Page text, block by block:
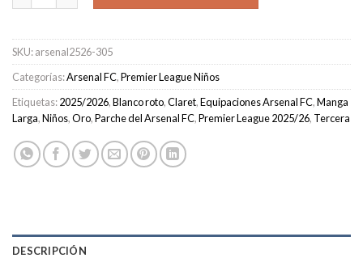
SKU:arsenal2526-305
Categorías:Arsenal FC,Premier League Niños
Etiquetas:2025/2026,Blanco roto,Claret,Equipaciones Arsenal FC,Manga
Larga,Niños,Oro,Parche del Arsenal FC,Premier League 2025/26, Tercera
DESCRIPCIÓN